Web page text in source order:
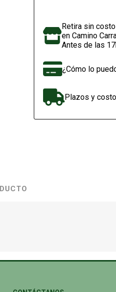
Retira sin
en Camino
Antes de las
¿Cómo lo
Plazos y